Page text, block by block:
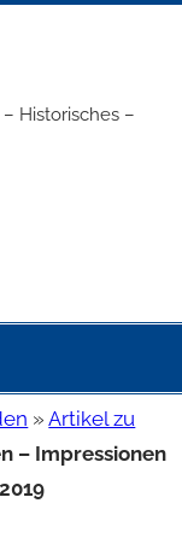
Historisches –
»Artikel zu
– Impressionen